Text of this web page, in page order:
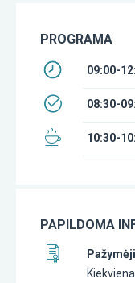
PROGRAMA
09:00-
08:30-
10:30-
PAPILDOMA